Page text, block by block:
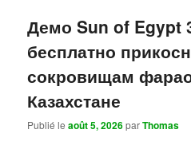
Демо Sun of Egypt
бесплатно
сокровищам
Казахстане
Publié leaoût 5, 2026parThomas